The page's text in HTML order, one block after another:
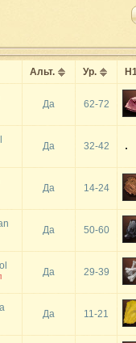
Альт. Ур.
Да 62-72
Да 32-42
Да 14-24
Да 50-60
Да 29-39
Да 11-21